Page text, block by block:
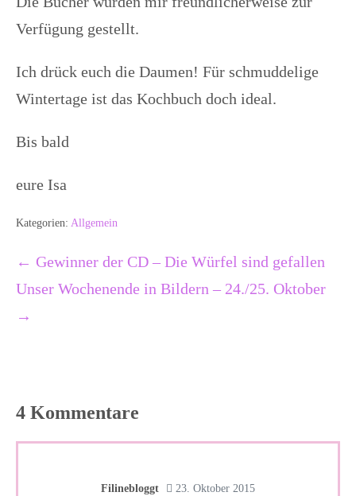
Verfügung gestellt.
Ich drück euch die Daumen! Für schmuddelige
Wintertage ist das Kochbuch doch ideal.
Bis bald
eure Isa
Kategorien: Allgemein
Beitragsnavigation
← Gewinner der CD – Die Würfel sind gefallen
Unser Wochenende in Bildern – 24./25. Oktober
→
4 Kommentare
Filinebloggt 23. Oktober 2015